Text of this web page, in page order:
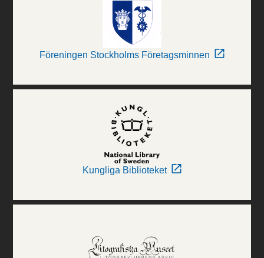
Föreningen Stockholms Företagsminnen
Kungliga Biblioteket